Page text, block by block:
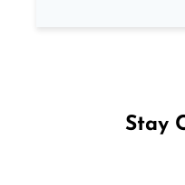
Stay